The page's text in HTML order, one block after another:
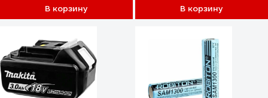
брызг, LiFePO4 TOP-X60
В корзину В корзину